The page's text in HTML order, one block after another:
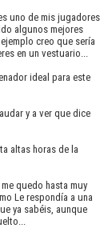
uno de mis jugadores
algunos mejores
creo que sería
en un vestuario...
ideal para este
y a ver que dice
altas horas de la
quedo hasta muy
Le respondía a una
ya sabéis, aunque